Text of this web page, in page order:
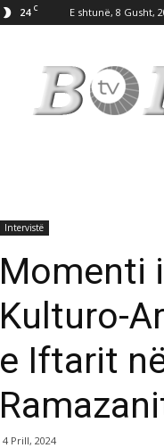
24 C E shtunë, 8 Gusht,
Boin
Intervistë
Momenti
Kulturo-
e Iftarit
4 Prill, 2024